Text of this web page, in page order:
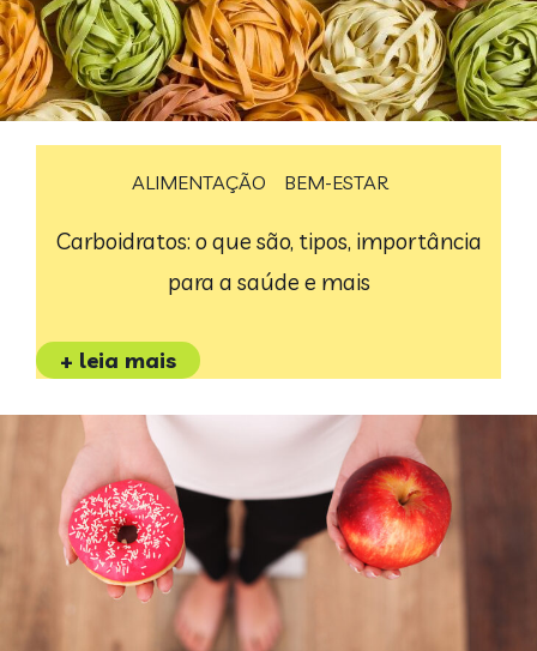
ALIMENTAÇÃO BEM-ESTAR
Carboidratos: o que são, tipos, importância
para a saúde e mais
+ leia mais